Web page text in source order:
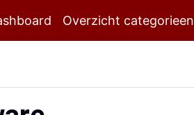
Overzicht categorieen